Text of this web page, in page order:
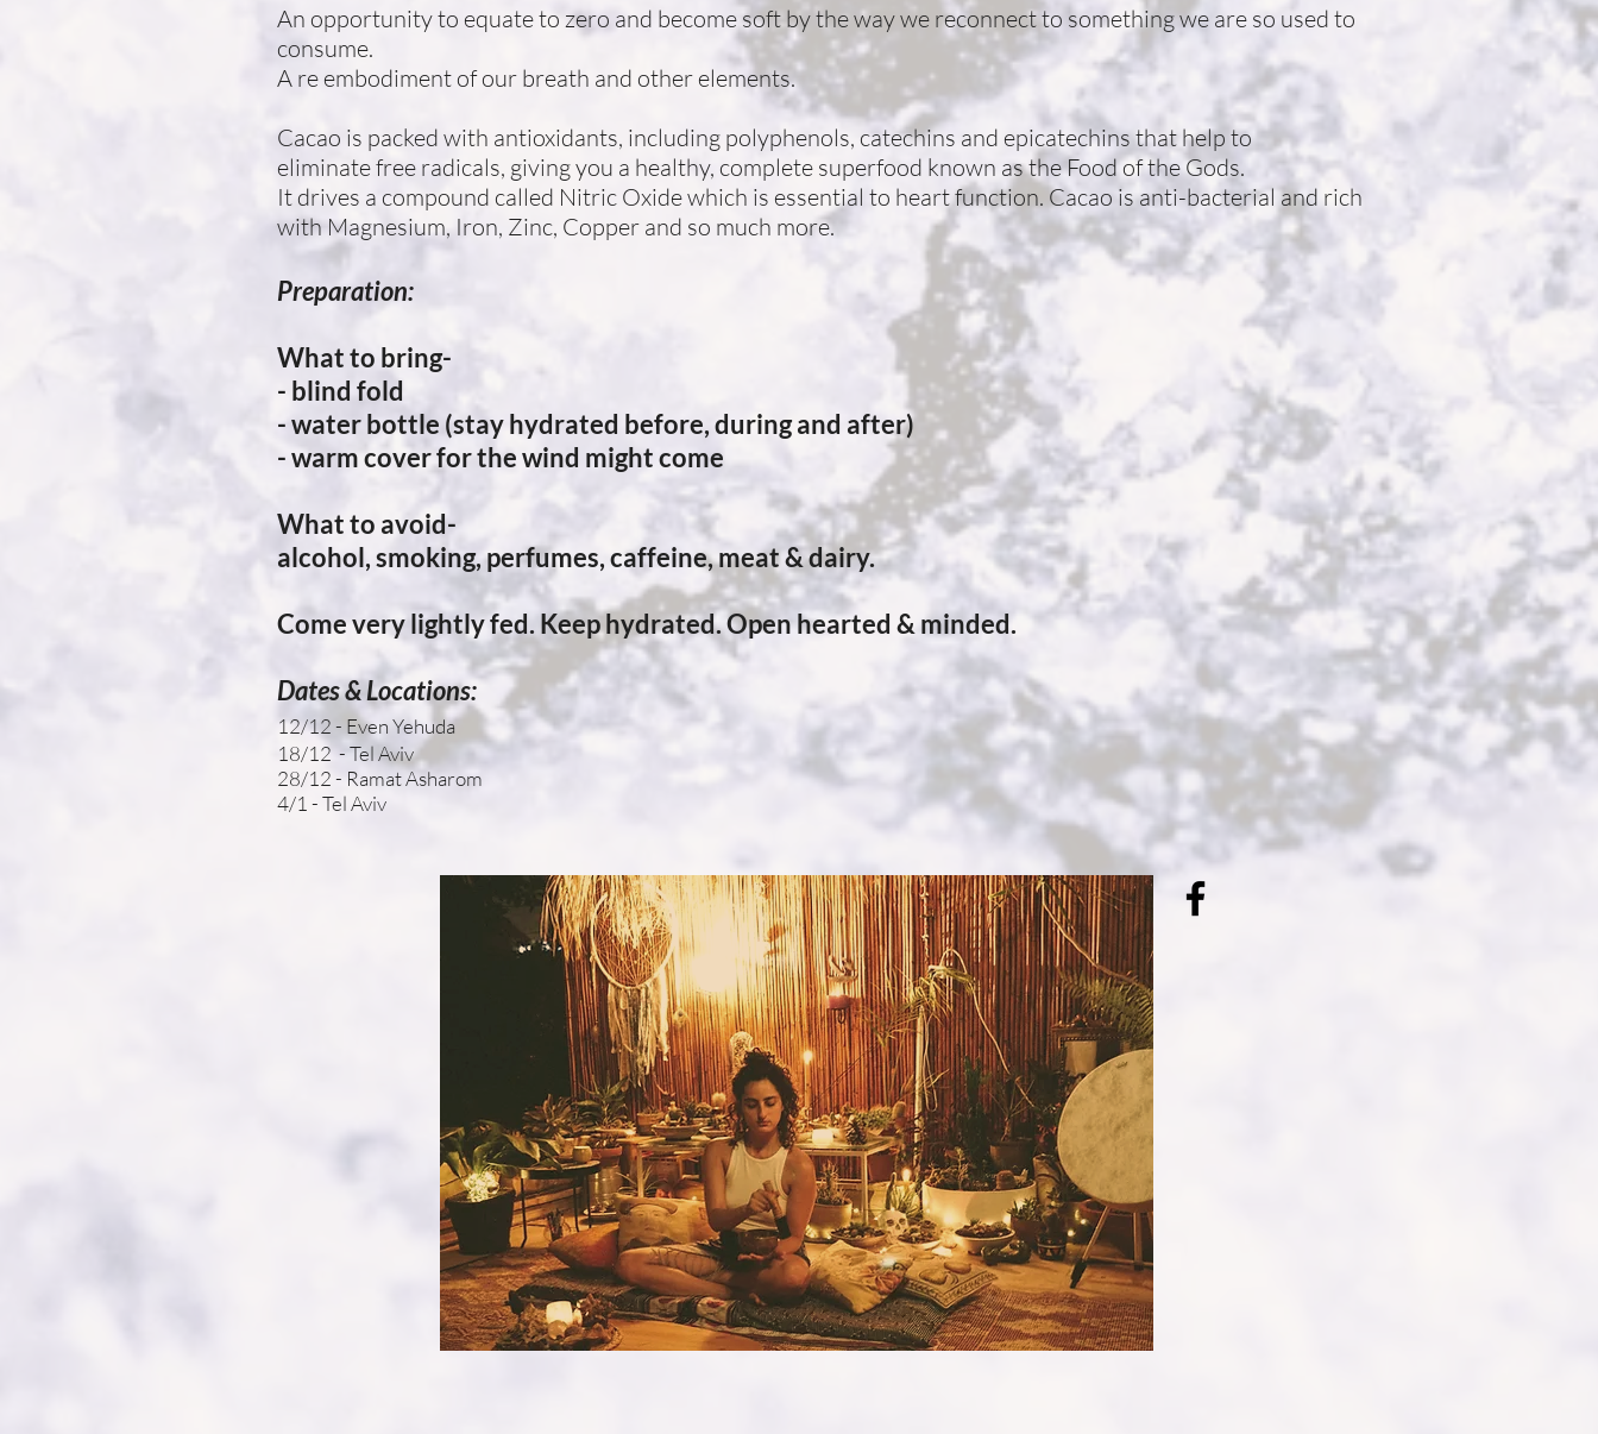
An opportunity to equate to zero and become soft by the way we reconnect to something we are so used to
consume.
A re embodiment of our breath and other elements.
Cacao is packed with antioxidants, including polyphenols, catechins and epicatechins that help to
eliminate free radicals, giving you a healthy, complete superfood known as the Food of the Gods.
It drives a compound called Nitric Oxide which is essential to heart function. Cacao is anti-bacterial and rich
with Magnesium, Iron, Zinc, Copper and so much more.
Preparation:
What to bring-
- blind fold
- water bottle (stay hydrated before, during and after)
- warm cover for the wind might come
What to avoid-
alcohol, smoking, perfumes, caffeine, meat & dairy.
Come very lightly fed. Keep hydrated. Open hearted & minded.
Dates & Locations:
12/12 - Even Yehuda
18/12 - Tel Aviv
28/12 - Ramat Asharom
4/1 - Tel Aviv